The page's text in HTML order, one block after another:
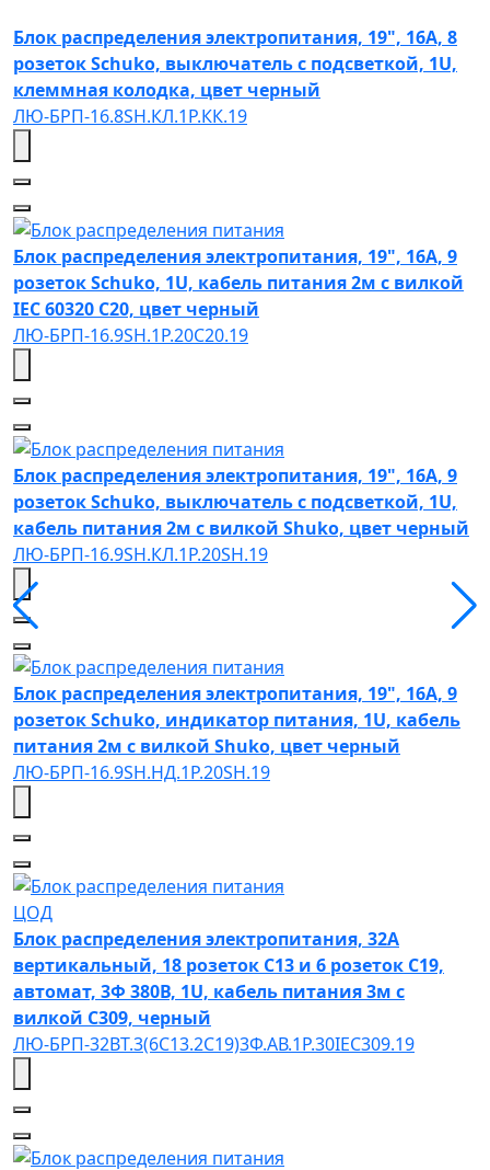
Блок распределения электропитания, 19", 16А, 8
розеток Schuko, выключатель с подсветкой, 1U,
клеммная колодка, цвет черный
ЛЮ-БРП-16.8SH.КЛ.1Р.КК.19
Блок распределения электропитания, 19", 16А, 9
розеток Schuko, 1U, кабель питания 2м с вилкой
IEC 60320 C20, цвет черный
ЛЮ-БРП-16.9SH.1Р.20C20.19
Блок распределения электропитания, 19", 16А, 9
розеток Schuko, выключатель с подсветкой, 1U,
кабель питания 2м с вилкой Shuko, цвет черный
ЛЮ-БРП-16.9SH.КЛ.1Р.20SH.19
Блок распределения электропитания, 19", 16А, 9
розеток Schuko, индикатор питания, 1U, кабель
питания 2м с вилкой Shuko, цвет черный
ЛЮ-БРП-16.9SH.НД.1Р.20SH.19
ЦОД
Блок распределения электропитания, 32А
вертикальный, 18 розеток C13 и 6 розеток C19,
автомат, 3Ф 380В, 1U, кабель питания 3м с
вилкой C309, черный
ЛЮ-БРП-32ВТ.3(6C13.2C19)3Ф.АВ.1P.30IEC309.19